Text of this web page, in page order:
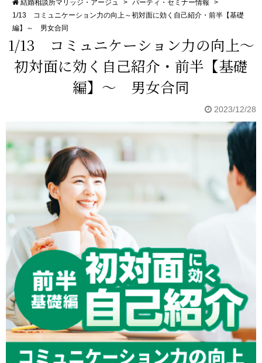
結婚相談所マリッジ・アージュ > パーティ・セミナー情報
>
1/13 コミュニケーション力の向上～初対面に効く自己紹介・前半【基礎
編】～ 男女合同
1/13 コミュニケーション力の向上～
初対面に効く自己紹介・前半【基礎
編】～ 男女合同
2023/12/28